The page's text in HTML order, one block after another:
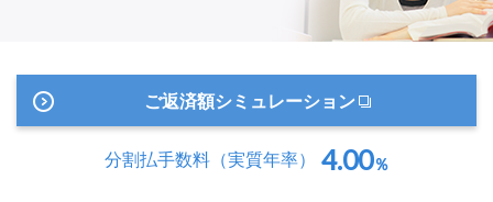
ご返済額シミュレーション
分割払手数料（実質年率） 4.00％